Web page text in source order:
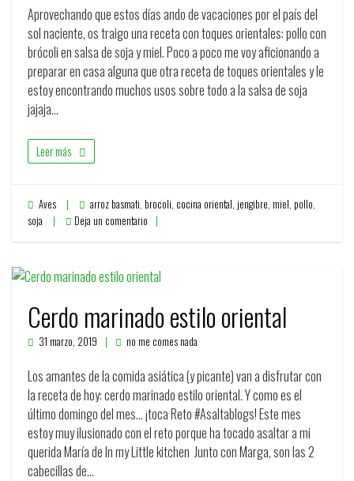
Aprovechando que estos días ando de vacaciones por el país del
sol naciente, os traigo una receta con toques orientales: pollo con
brócoli en salsa de soja y miel. Poco a poco me voy aficionando a
preparar en casa alguna que otra receta de toques orientales y le
estoy encontrando muchos usos sobre todo a la salsa de soja
jajaja…
Leer más
Aves arroz basmati, brocoli, cocina oriental, jengibre, miel, pollo,
soja
Deja un comentario
Cerdo marinado estilo oriental
31 marzo, 2019 no me comes nada
Los amantes de la comida asiática (y picante) van a disfrutar con
la receta de hoy: cerdo marinado estilo oriental. Y como es el
último domingo del mes… ¡toca Reto #Asaltablogs! Este mes
estoy muy ilusionado con el reto porque ha tocado asaltar a mi
querida María de In my Little kitchen Junto con Marga, son las 2
cabecillas de…